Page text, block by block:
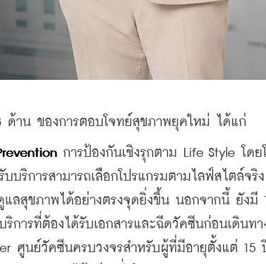
น ของการตอบโจทย์สุขภาพยุคใหม่ ได้แก่
การป้องกันเชิงรุกตาม Life Style โด
บริการสามารถเลือกโปรแกรมตามไลฟ์สไตล์จริ
แลสุขภาพได้อย่างตรงจุดยิ่งขึ้น นอกจากนี้ ยังมี
การที่ต้องได้รับเอกสารและฉีดวัคซีนก่อนเดินท
ศูนย์วัคซีนครบวงจรสำหรับผู้ที่มีอายุตั้งแต่ 15